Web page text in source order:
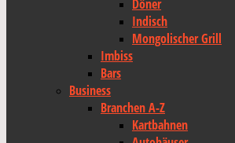
Döner
Indisch
Mongolischer Grill
Imbiss
Bars
Business
Branchen A-Z
Kartbahnen